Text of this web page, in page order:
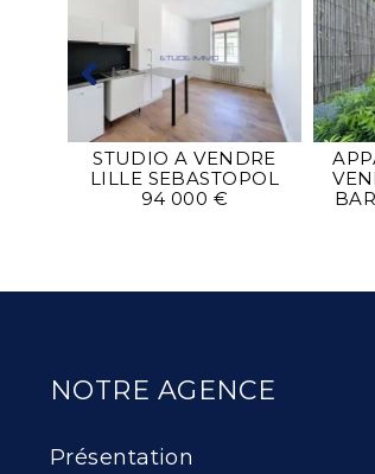
STUDIO A VENDRE
LILLE SEBASTOPOL
94 000 €
NOTRE AGENCE
Présentation